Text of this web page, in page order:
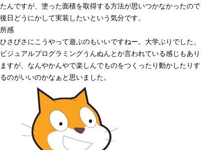
たんですが、塗った面積を取得する方法が思いつかなかったので
後日どうにかして実装したいという気分です。
所感
ひさびさにこうやって遊ぶのもいいですねー。大学ぶりでした。
ビジュアルプログラミングうんぬんとか言われている感じもあり
ますが、なんやかんやで楽しんでものをつくったり動かしたりす
るのがいいのかなぁと思いました。